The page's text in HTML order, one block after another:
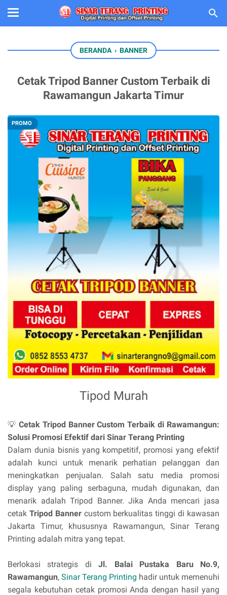
BERANDA › BANNER
Cetak Tripod Banner Custom Terbaik di
Rawamangun Jakarta Timur
PROMO
Tipod Murah
💡 Cetak Tripod Banner Custom Terbaik di Rawamangun:
Solusi Promosi Efektif dari Sinar Terang Printing
Dalam dunia bisnis yang kompetitif, promosi yang efektif
adalah kunci untuk menarik perhatian pelanggan dan
meningkatkan penjualan. Salah satu media promosi
display yang paling serbaguna, mudah digunakan, dan
menarik adalah Tripod Banner. Jika Anda mencari jasa
cetak Tripod Bannercustom berkualitas tinggi di kawasan
Jakarta Timur, khususnya Rawamangun, Sinar Terang
Printing adalah mitra yang tepat.
Berlokasi strategis diJl. Balai Pustaka Baru No.9,
Rawamangun, Sinar Terang Printing hadir untuk memenuhi
segala kebutuhan cetak promosi Anda dengan hasil yang